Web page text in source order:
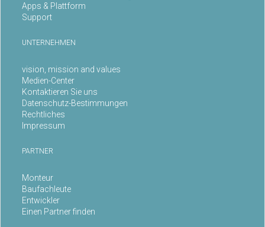
Apps & Plattform
Support
UNTERNEHMEN
vision, mission and values
Medien-Center
Kontaktieren Sie uns
Datenschutz-Bestimmungen
Rechtliches
Impressum
PARTNER
Monteur
Baufachleute
Entwickler
Einen Partner finden